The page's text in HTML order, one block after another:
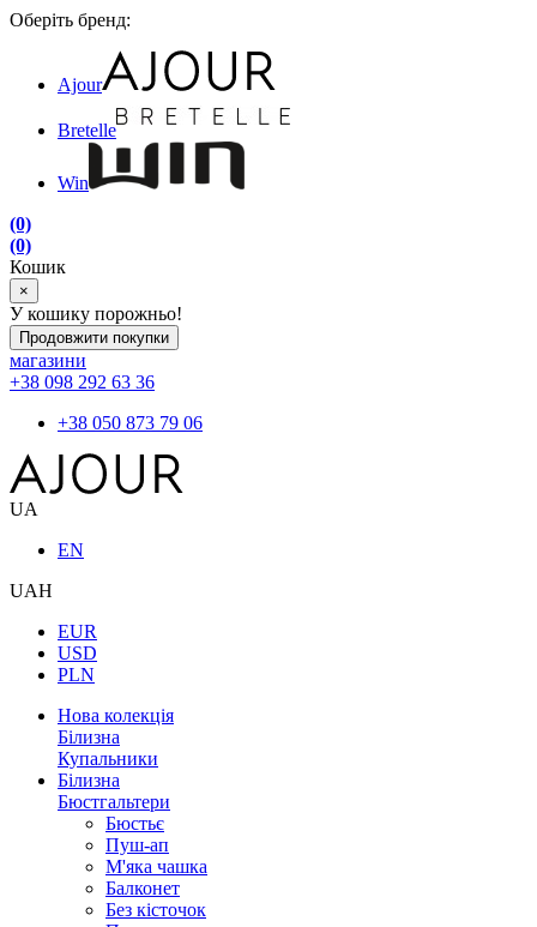
Оберіть бренд:
Ajour
Bretelle
Win
(0)
(0)
Кошик
×
У кошику порожньо!
Продовжити покупки
магазини
+38 098 292 63 36
+38 050 873 79 06
UA
EN
UAH
EUR
USD
PLN
Нова колекція
Білизна
Купальники
Білизна
Бюстгальтери
Бюстьє
Пуш-ап
М'яка чашка
Балконет
Без кісточок